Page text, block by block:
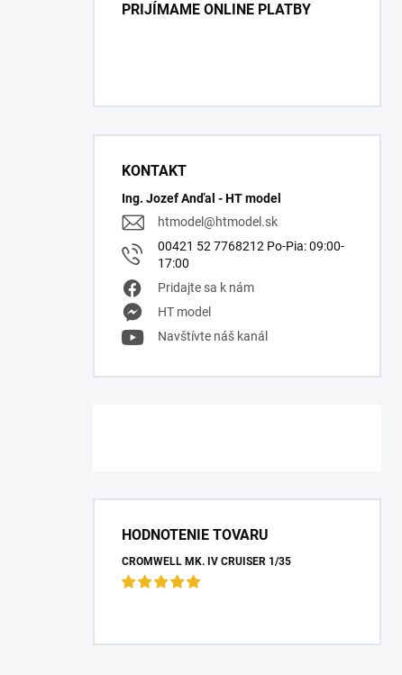
PRIJÍMAME ONLINE PLATBY
KONTAKT
Ing. Jozef Anďal - HT model
htmodel@htmodel.sk
00421 52 7768212 Po-Pia: 09:00-
17:00
Pridajte sa k nám
HT model
Navštívte náš kanál
HODNOTENIE TOVARU
CROMWELL MK. IV CRUISER 1/35